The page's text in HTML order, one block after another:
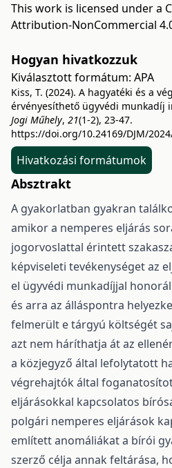
This work is licensed under a
Attribution-NonCommercial
Hogyan hivatkozzuk
Kiválasztott formátum: APA
Kiss, T. (2024). A hagyatéki és a
érvényesíthető ügyvédi munkadíj
Jogi Műhely, 21(1-2), 23-47.
https://doi.org/10.24169/DJM/
Hivatkozási formátumok
Absztrakt
A gyakorlatban gyakran
amikor a nemperes eljárás
jogorvoslattal érintett
képviseleti tevékenységet az
el ügyvédi munkadíjjal
és arra az álláspontra
felmerült e tárgyú költségét
azt nem háríthatja át az
a közjegyző által lefolytatott
végrehajtók által
eljárásokkal kapcsolatos
polgári nemperes eljárások
említett anomáliákat a bírói
szerző célja annak feltárása,